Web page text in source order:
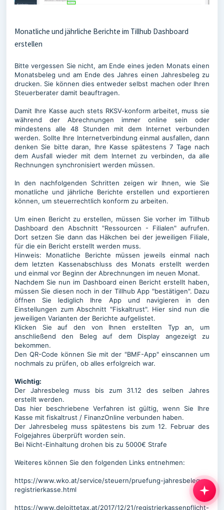
Monatliche und jährliche Berichte im Tillhub Dashboard
erstellen
Bitte vergessen Sie nicht, am Ende eines jeden Monats einen
Monatsbeleg und am Ende des Jahres einen Jahresbeleg zu
drucken. Sie können dies entweder selbst machen oder Ihren
Steuerberater damit beauftragen.
Damit Ihre Kasse auch stets RKSV-konform arbeitet, muss sie
während der Abrechnungen immer online sein oder
mindestens alle 48 Stunden mit dem Internet verbunden
werden. Sollte Ihre Internetverbindung einmal ausfallen, dann
denken Sie bitte daran, Ihre Kasse spätestens 7 Tage nach
dem Ausfall wieder mit dem Internet zu verbinden, da alle
Rechnungen synchronisiert werden müssen.
In den nachfolgenden Schritten zeigen wir Ihnen, wie Sie
monatliche und jährliche Berichte erstellen und exportieren
können, um steuerrechtlich konform zu arbeiten.
Um einen Bericht zu erstellen, müssen Sie vorher im Tillhub
Dashboard den Abschnitt "Ressourcen - Filialen" aufrufen.
Dort setzen Sie dann das Häkchen bei der jeweiligen Filiale,
für die ein Bericht erstellt werden muss.
Hinweis: Monatliche Berichte müssen jeweils einmal nach
dem letzten Kassenabschluss des Monats erstellt werden
und einmal vor Beginn der Abrechnungen im neuen Monat.
Nachdem Sie nun im Dashboard einen Bericht erstellt haben,
müssen Sie diesen noch in der Tillhub App "bestätigen". Dazu
öffnen Sie lediglich Ihre App und navigieren in den
Einstellungen zum Abschnitt "Fiskaltrust". Hier sind nun die
jeweiligen Varianten der Berichte aufgelistet.
Klicken Sie auf den von Ihnen erstellten Typ an, um
anschließend den Beleg auf dem Display angezeigt zu
bekommen.
Den QR-Code können Sie mit der "BMF-App" einscannen um
nochmals zu prüfen, ob alles erfolgreich war.
Wichtig:
Der Jahresbeleg muss bis zum 31.12 des selben Jahres
erstellt werden.
Das hier beschriebene Verfahren ist gültig, wenn Sie Ihre
Kasse mit fiskaltrust / FinanzOnline verbunden haben.
Der Jahresbeleg muss spätestens bis zum 12. Februar des
Folgejahres überprüft worden sein.
Bei Nicht-Einhaltung drohen bis zu 5000€ Strafe
Weiteres können Sie den folgenden Links entnehmen:
https://www.wko.at/service/steuern/pruefung-jahresbeleg-
registrierkasse.html
https://www.deloittetax.at/2017/12/21/registrierkassenpflicht-